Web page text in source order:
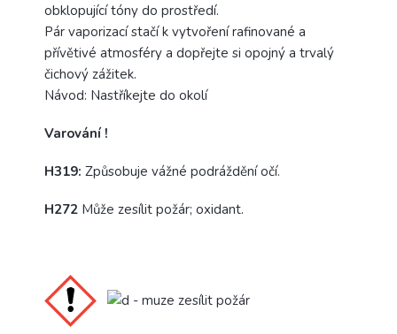
obklopující tóny do prostředí.
Pár vaporizací stačí k vytvoření rafinované a
přívětivé atmosféry a dopřejte si opojný a trvalý
čichový zážitek.
Návod: Nastříkejte do okolí
Varování !
H319: Způsobuje vážné podráždění očí.
H272 Může zesílit požár; oxidant.